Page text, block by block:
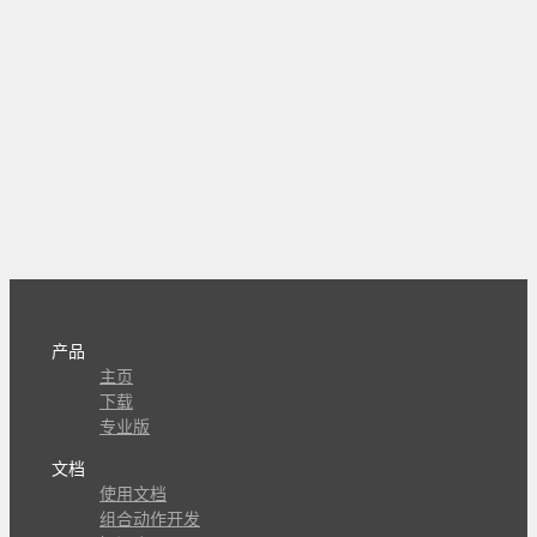
产品
主页
下载
专业版
文档
使用文档
组合动作开发